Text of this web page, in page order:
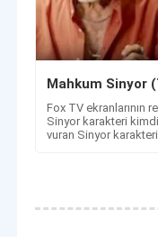
Mahkum Sinyor
Fox TV ekranlarının
Sinyor karakteri
vuran Sinyor